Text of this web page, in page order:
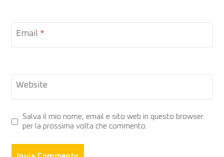
Email *
Website
Salva il mio nome, email e sito web in questo browser
per la prossima volta che commento.